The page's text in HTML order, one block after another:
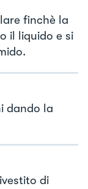
finchè la
il liquido e si
dando la
di